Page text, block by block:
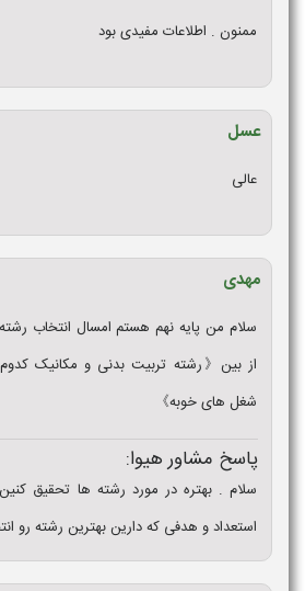
ممنون . اطلاعات مفیدی بود
عسل
عالی
مهدی
سلام من پایه نهم هستم امسال انتخاب
از بین《رشته تربیت بدنی و مکانیک
شغل های خوبه》
پاسخ مشاور هیوا:
سلام . بهتره در مورد رشته ها تحقیق کنین
استعداد و هدفی که دارین بهترین رشته رو